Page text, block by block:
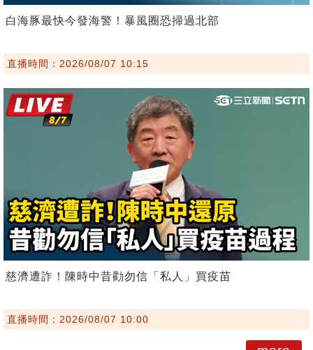
白海豚最快今發海警！暴風圈恐掃過北部
直播時間：2026/08/07 10:15
慈濟遭詐！陳時中昔勸勿信「私人」買疫苗
直播時間：2026/08/07 10:00